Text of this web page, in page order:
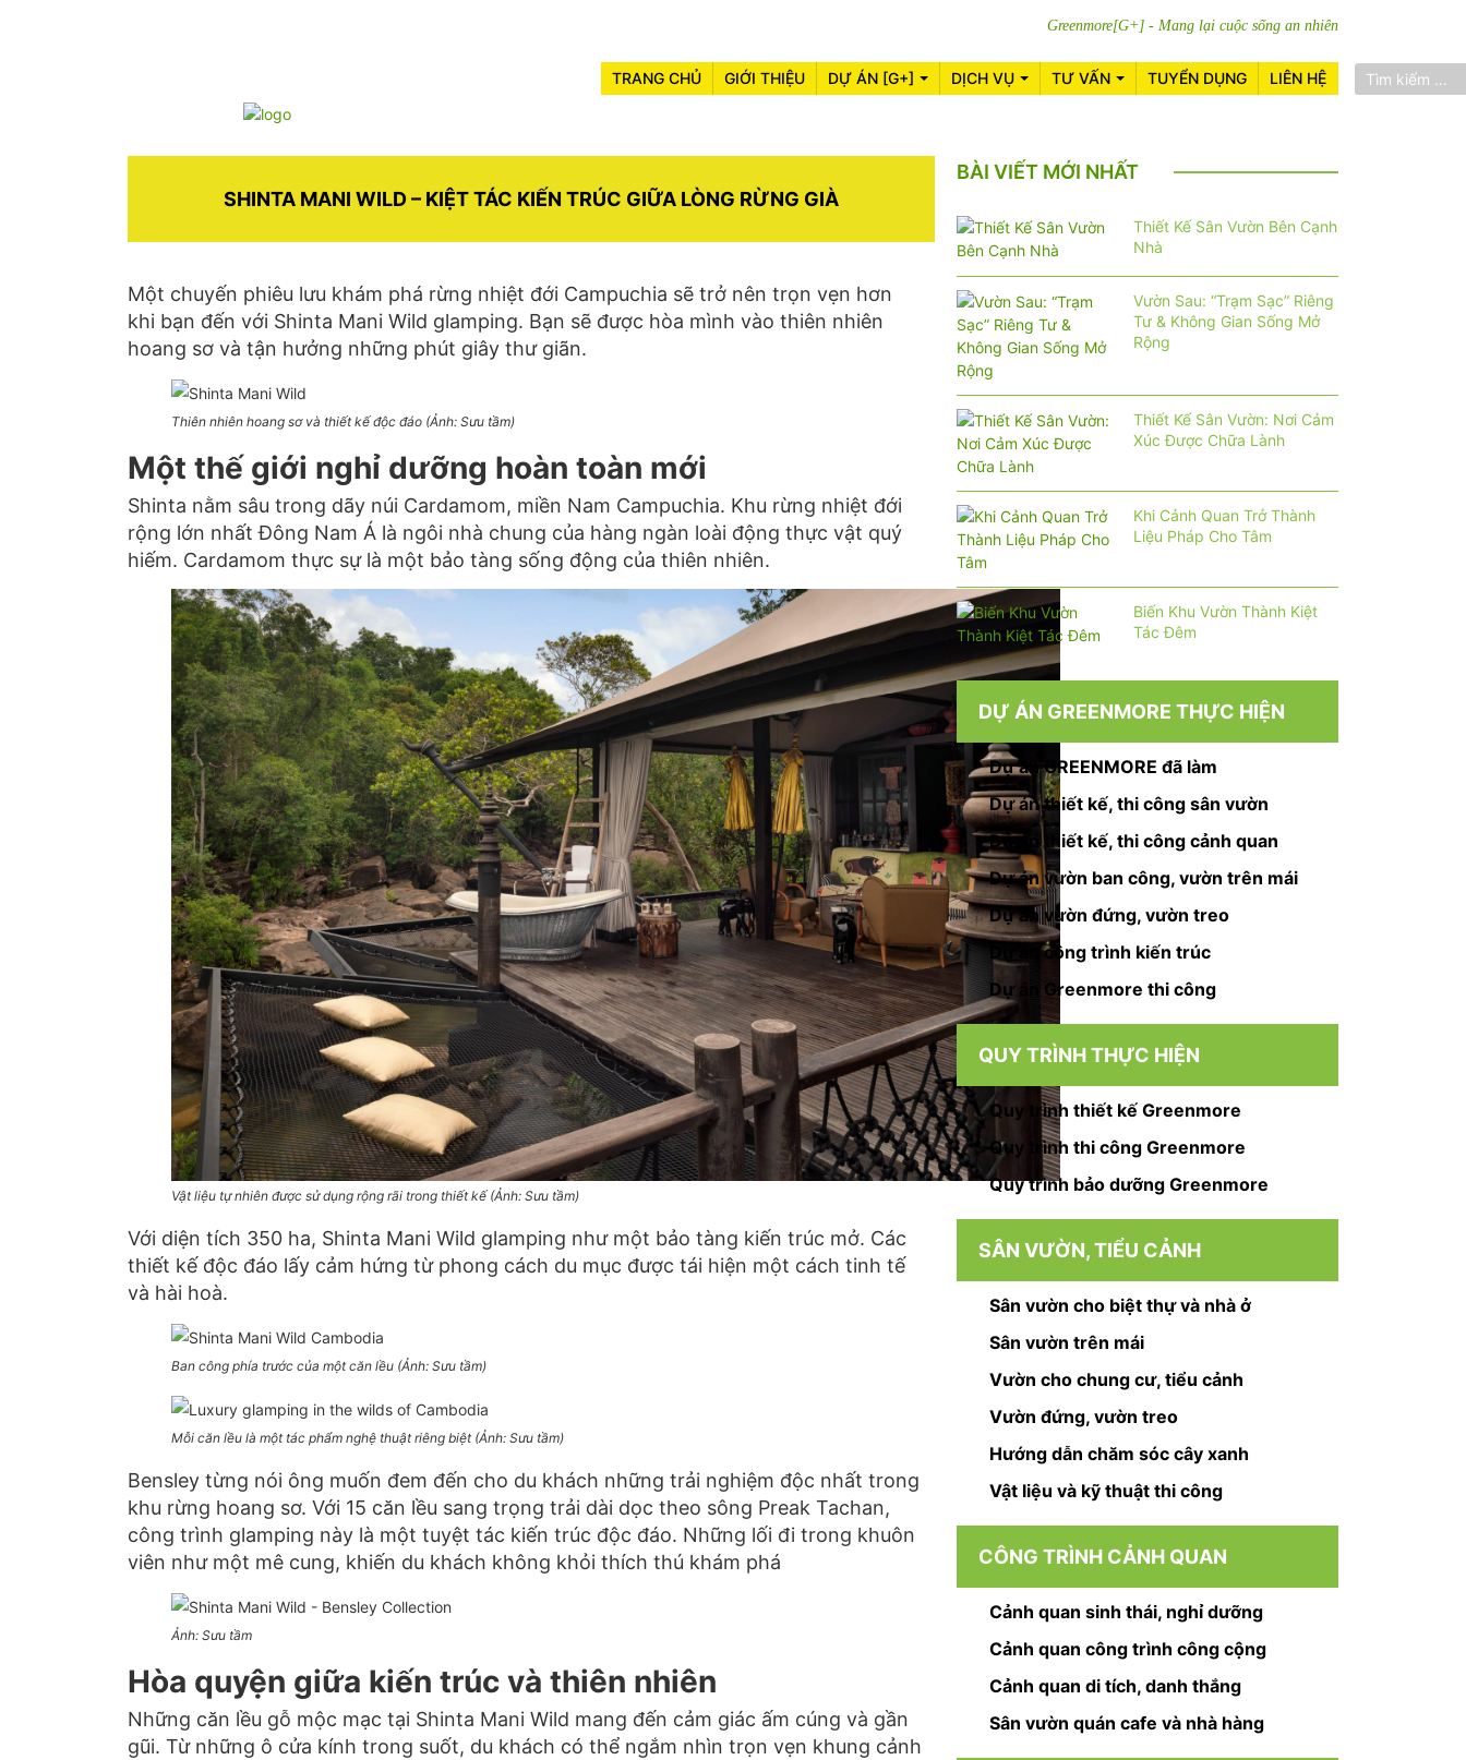
Greenmore[G+] - Mang lại cuộc sống an nhiên
TRANG CHỦ GIỚI THIỆU DỰ ÁN [G+] DỊCH VỤ TƯ VẤN TUYỂN DỤNG LIÊN HỆ
SHINTA MANI WILD – KIỆT TÁC KIẾN TRÚC GIỮA LÒNG RỪNG GIÀ
Một chuyến phiêu lưu khám phá rừng nhiệt đới Campuchia sẽ trở nên trọn vẹn hơn
khi bạn đến với Shinta Mani Wild glamping. Bạn sẽ được hòa mình vào thiên nhiên
hoang sơ và tận hưởng những phút giây thư giãn.
Thiên nhiên hoang sơ và thiết kế độc đáo (Ảnh: Sưu tầm)
Một thế giới nghỉ dưỡng hoàn toàn mới
Shinta nằm sâu trong dãy núi Cardamom, miền Nam Campuchia. Khu rừng nhiệt đới
rộng lớn nhất Đông Nam Á là ngôi nhà chung của hàng ngàn loài động thực vật quý
hiếm. Cardamom thực sự là một bảo tàng sống động của thiên nhiên.
Vật liệu tự nhiên được sử dụng rộng rãi trong thiết kế (Ảnh: Sưu tầm)
Với diện tích 350 ha, Shinta Mani Wild glamping như một bảo tàng kiến trúc mở. Các
thiết kế độc đáo lấy cảm hứng từ phong cách du mục được tái hiện một cách tinh tế
và hài hoà.
Ban công phía trước của một căn lều (Ảnh: Sưu tầm)
Mỗi căn lều là một tác phẩm nghệ thuật riêng biệt (Ảnh: Sưu tầm)
Bensley từng nói ông muốn đem đến cho du khách những trải nghiệm độc nhất trong
khu rừng hoang sơ. Với 15 căn lều sang trọng trải dài dọc theo sông Preak Tachan,
công trình glamping này là một tuyệt tác kiến trúc độc đáo. Những lối đi trong khuôn
viên như một mê cung, khiến du khách không khỏi thích thú khám phá
Ảnh: Sưu tầm
Hòa quyện giữa kiến trúc và thiên nhiên
Những căn lều gỗ mộc mạc tại Shinta Mani Wild mang đến cảm giác ấm cúng và gần
gũi. Từ những ô cửa kính trong suốt, du khách có thể ngắm nhìn trọn vẹn khung cảnh
BÀI VIẾT MỚI NHẤT
Thiết Kế Sân Vườn Bên Cạnh
Nhà
Vườn Sau: “Trạm Sạc” Riêng
Tư & Không Gian Sống Mở
Rộng
Thiết Kế Sân Vườn: Nơi Cảm
Xúc Được Chữa Lành
Khi Cảnh Quan Trở Thành
Liệu Pháp Cho Tâm
Biến Khu Vườn Thành Kiệt
Tác Đêm
DỰ ÁN GREENMORE THỰC HIỆN
Dự án GREENMORE đã làm
Dự án thiết kế, thi công sân vườn
Dự án thiết kế, thi công cảnh quan
Dự án vườn ban công, vườn trên mái
Dự án vườn đứng, vườn treo
Dự án công trình kiến trúc
Dự án Greenmore thi công
QUY TRÌNH THỰC HIỆN
Quy trình thiết kế Greenmore
Quy trình thi công Greenmore
Quy trình bảo dưỡng Greenmore
SÂN VƯỜN, TIỂU CẢNH
Sân vườn cho biệt thự và nhà ở
Sân vườn trên mái
Vườn cho chung cư, tiểu cảnh
Vườn đứng, vườn treo
Hướng dẫn chăm sóc cây xanh
Vật liệu và kỹ thuật thi công
CÔNG TRÌNH CẢNH QUAN
Cảnh quan sinh thái, nghỉ dưỡng
Cảnh quan công trình công cộng
Cảnh quan di tích, danh thắng
Sân vườn quán cafe và nhà hàng